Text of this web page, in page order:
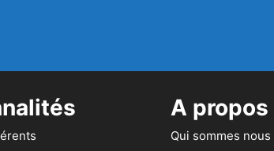
A propos
Qui sommes nous